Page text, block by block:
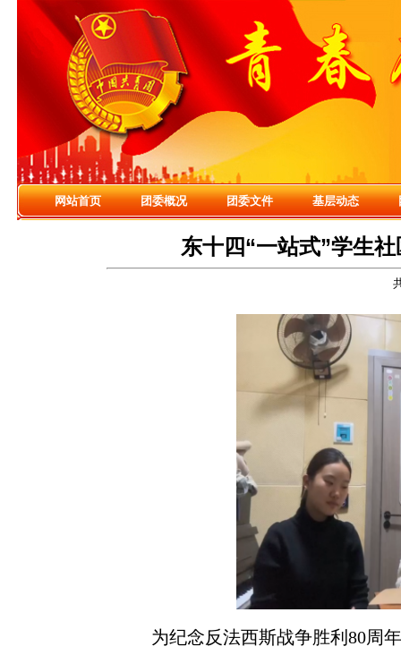
网站首页 团委概况 团委文件 基层动态
东十四“一站式”学生
为纪念反法西斯战争胜利80周